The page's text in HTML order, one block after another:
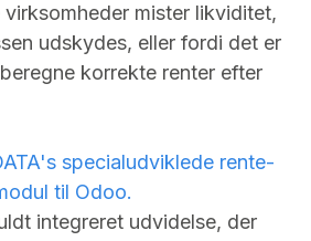
mister likviditet,
udskydes, eller fordi det er
korrekte renter efter
specialudviklede rente-
til Odoo.
integreret udvidelse, der